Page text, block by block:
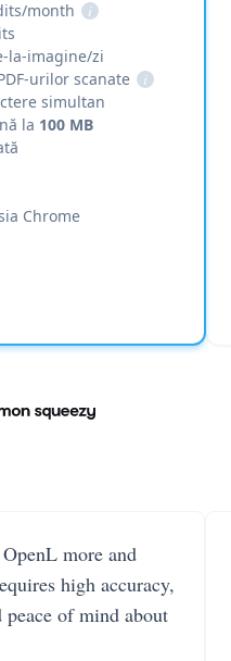
month
i
la-imagine/zi
urilor scanate
i
simultan
la 100 MB
Chrome
more and
high accuracy,
of mind about